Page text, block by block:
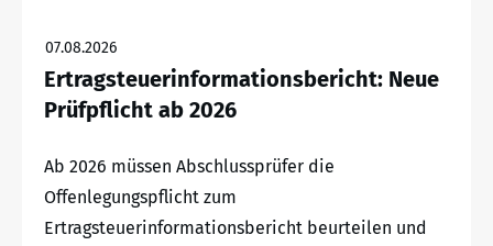
07.08.2026
Ertragsteuerinformationsbericht: Neue
Prüfpflicht ab 2026
Ab 2026 müssen Abschlussprüfer die
Offenlegungspflicht zum
Ertragsteuerinformationsbericht beurteilen und